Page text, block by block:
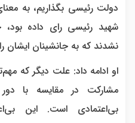
دولت رئیسی بگذاریم، به
نشدند که به جانشینان ایشان
او ادامه داد: علت دیگر که
مشارکت در مقایسه با
بی‌اعتمادی است. این